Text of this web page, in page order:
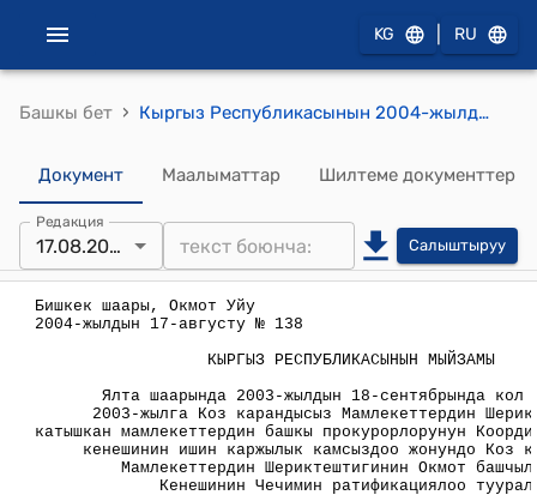
KG RU
Башкы бет › Кыргыз Республикасынын 2004-жылдын 17-августунун №138 "Ялта шаарында 2003-жылдын 18-сентябрында кол коюлган 2003-жылга Коз карандысыз Мамлекеттердин Шериктештигин катышкан мамлекеттердин башкы прокурорлорунун Координациялык кенешинин ишин каржылык камсыздоо жонундо Коз карандысыз Мамлекеттердин Шериктештигинин Окмот башчыларынын Кенешинин Чечимин ратификациялоо тууралу " Мыйзамы
Документ Маалыматтар Шилтеме документтер
Редакция
17.08.2004 Салыштыруу